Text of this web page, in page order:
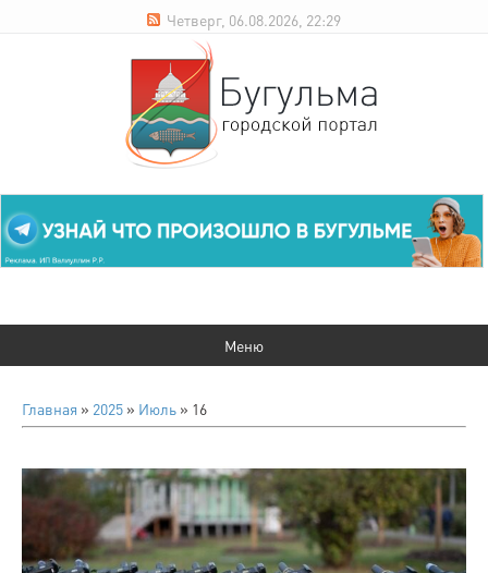
Четверг, 06.08.2026, 22:29
Главная » 2025 » Июль » 16